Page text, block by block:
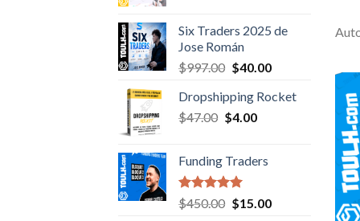
$45.00.$4.00.
Six Traders 2025 de
Jose Román
$997.00 Original
was:
$997.00.
$40.00Current
is:
Dropshipping Rocket
$47.00 Original
$47.00.
$4.00Current
$4.00.
Funding Traders
Valorado en
5.00
$450.00 Original
$15.00Current